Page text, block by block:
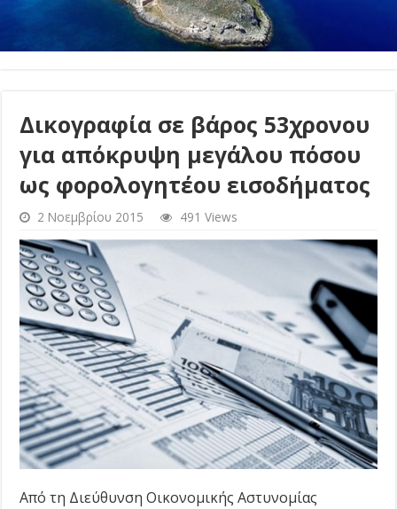
Δικογραφία σε βάρος 53χρονου
για απόκρυψη μεγάλου πόσου
ως φορολογητέου εισοδήματος
2 Νοεμβρίου 2015 491 Views
Από τη Διεύθυνση Οικονομικής Αστυνομίας